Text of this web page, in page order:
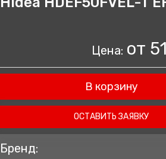
STELS
CYCLONE
AVANTIS
BSE
Цена: от
В корзину
ОСТАВИТЬ ЗАЯВКУ
Бренд: